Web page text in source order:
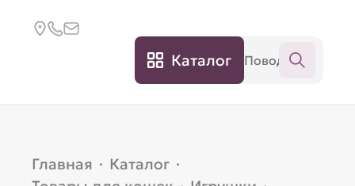
Каталог
Главная · Каталог ·